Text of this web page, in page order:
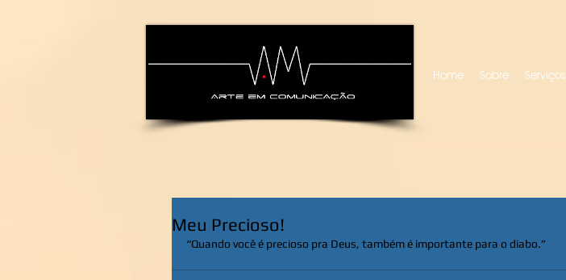
Home Sobre Serviços
Meu Precioso!
“Quando você é precioso pra Deus, também é importante para o diabo.”